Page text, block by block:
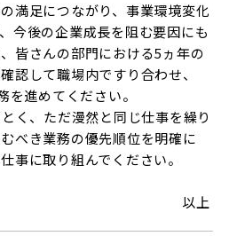
満足につながり、事業環境変化
今後の企業成長を阻む要因にも
皆さんの部門における5ヵ年の
認して職場内ですり合わせ、
を進めてください。
く、ただ漫然と同じ仕事を繰り
べき業務の優先順位を明確に
事に取り組んでください。
以上